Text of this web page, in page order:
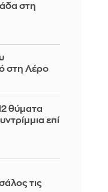
στη
στη Λέρο
θύματα
επί
τις